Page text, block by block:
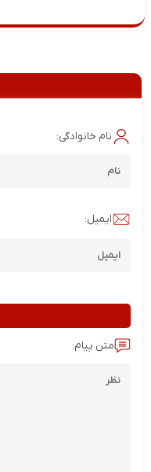
نام خانوادگی:
ایمیل:
متن پیام: